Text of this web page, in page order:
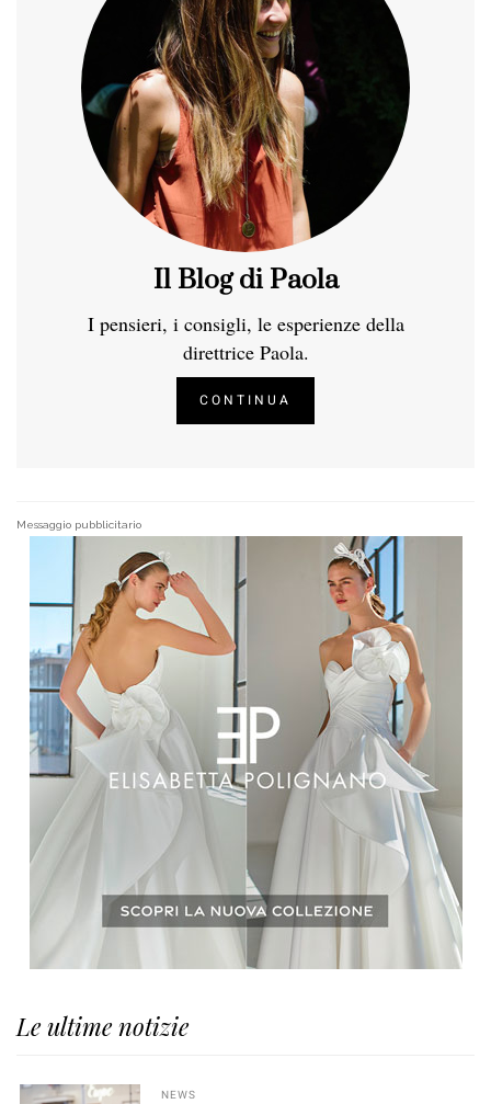
Il Blog di Paola
I pensieri, i consigli, le esperienze della
direttrice Paola.
CONTINUA
Messaggio pubblicitario
Le ultime notizie
NEWS